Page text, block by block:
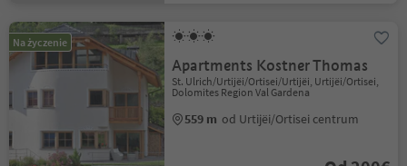
Na życzenie
Apartments Kostner Thomas
St. Ulrich/Urtijëi/Ortisei/Urtijëi, Urtijëi/Ortisei,
Dolomites Region Val Gardena
559 m od Urtijëi/Ortisei centrum